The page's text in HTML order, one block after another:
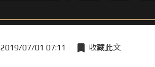
2019/07/01 07:11 收藏此文